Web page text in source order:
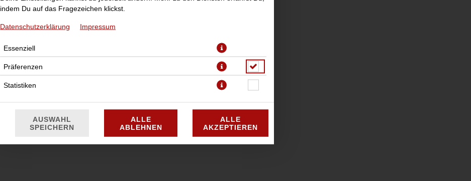
JETZT BESTELLEN
indem Du auf das Fragezeichen klickst.
Datenschutzerklärung Impressum
Essenziell
Präferenzen
Statistiken
AUSWAHL
SPEICHERN
ALLE
ABLEHNEN
ALLE
AKZEPTIEREN